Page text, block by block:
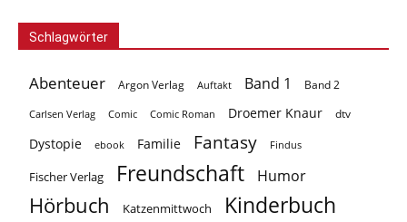
Schlagwörter
Abenteuer Argon Verlag Auftakt Band 1 Band 2
Carlsen Verlag Comic Comic Roman Droemer Knaur dtv
Dystopie ebook Familie Fantasy Findus
Fischer Verlag Freundschaft Humor
Hörbuch Katzenmittwoch Kinderbuch